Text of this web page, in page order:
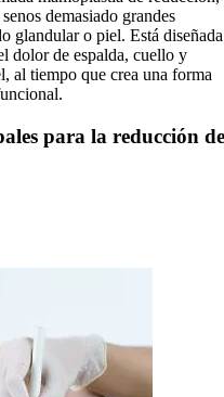
demasiado grandes
glandular o piel. Está diseñada
dolor de espalda, cuello y
al tiempo que crea una forma
para la reducción de